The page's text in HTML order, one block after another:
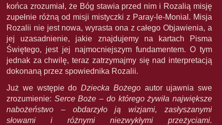
końca zrozumiał, że Bóg stawia przed nim i Rozalią misję
zupełnie różną od misji mistyczki z Paray-le-Monial. Misja
Rozalii nie jest nowa, wyrasta ona z całego Objawienia, a
jej uzasadnienie, jakie znajdujemy na kartach Pisma
Świętego, jest jej najmocniejszym fundamentem. O tym
jednak za chwilę, teraz zatrzymajmy się nad interpretacją
dokonaną przez spowiednika Rozalii.
Już we wstępie do Dziecka Bożegoautor ujawnia swe
zrozumienie: Serce Boże – do którego żywiła największe
nabożeństwo – obdarzyło ją wizjami, zasłyszanymi
słowami i różnymi niezwykłymi przeżyciami.